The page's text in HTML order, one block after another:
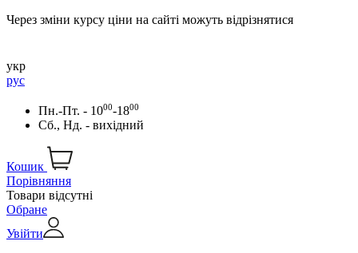
Через зміни курсу ціни на сайті можуть відрізнятися
укр
рус
Пн.-Пт. - 1000-1800
Сб., Нд. - вихідний
Кошик
Порівняння
Товари відсутні
Обране
Увійти